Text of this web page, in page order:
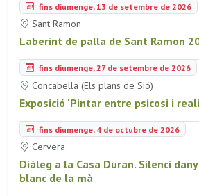
fins diumenge, 13 de setembre de 2026
Sant Ramon
Laberint de palla de Sant Ramon
fins diumenge, 27 de setembre de 2026
Concabella (Els plans de Sió)
Exposició 'Pintar entre psicosi i
fins diumenge, 4 de octubre de 2026
Cervera
Diàleg a la Casa Duran. Silenci
blanc de la mà